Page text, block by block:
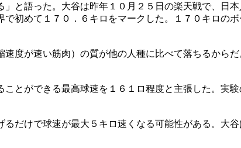
と語った。大谷は昨年１０月２５日の楽天戦で、日
初めて１７０．６キロをマークした。１７０キロの
度が速い筋肉）の質が他の人種に比べて落ちるから
とができる最高球速を１６１ロ程度と主張した。実
だけで球速が最大５キロ速くなる可能性がある。大